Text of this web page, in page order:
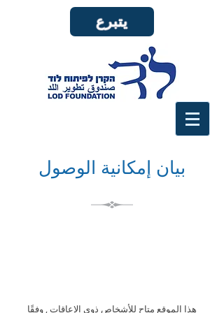
يتبرع
بيان إمكانية الوصول
هذا الموقع متاح للأشخاص ذوي الإعاقات , وفقًا